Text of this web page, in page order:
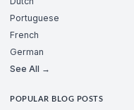
Portuguese
French
German
See All →
POPULAR BLOG POSTS